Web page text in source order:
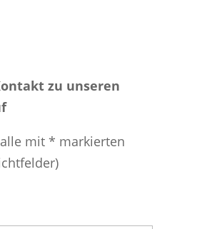
zu unseren
mit * markierten